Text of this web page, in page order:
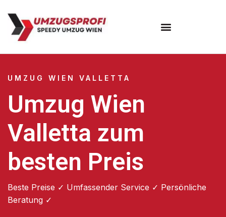
UMZUG WIEN VALLETTA
Umzug Wien
Valletta zum
besten Preis
Beste Preise ✓ Umfassender Service ✓ Persönliche
Beratung ✓